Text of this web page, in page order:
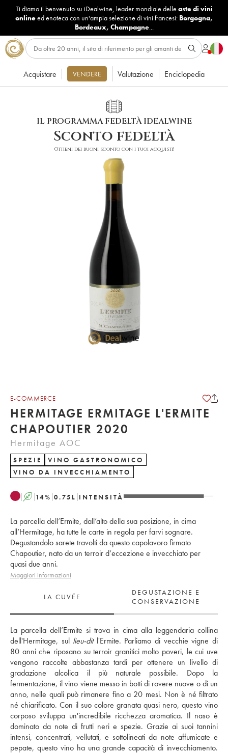
Ti diamo il benvenuto su iDealwine, leader mondiale delle aste di vini
onlineed enoteca con un'ampia selezione di vini francesi: Borgogna,
Bordeaux, Champagne...
Acquistare VENDERE Valutazione Enciclopedia
IL PROGRAMMA FEDELTÀ IDEALWINE
Sconto fedeltà
Ottieni dei buoni sconto con i tuoi acquisti!
E-COMMERCE
HERMITAGE ERMITAGE L'ERMITE
CHAPOUTIER 2020
Hermitage AOC
SPEZIE
VINO GASTRONOMICO
VINO DA INVECCHIAMENTO
A 14% 0.75 L INTENSITÀ
La parcella dell’Ermite, dall’alto della sua posizione, in cima
all’Hermitage, ha tutte le carte in regola per farvi sognare.
Degustandolo sarete travolti da questo capolavoro firmato
Chapoutier, nato da un terroir d’eccezione e invecchiato per
quasi due anni.
Maggiori informazioni
LA CUVÉE
DEGUSTAZIONE E
CONSERVAZIONE
La parcella dell’Ermite si trova in cima alla leggendaria collina
dell'Hermitage, sul lieu-dit l'Ermite. Parliamo di vecchie vigne di
80 anni che riposano su terroir granitici molto poveri, le cui uve
vengono raccolte abbastanza tardi per ottenere un livello di
gradazione alcolica il più naturale possibile. Dopo la
fermentazione, il vino viene messo in botti di rovere nuove o di un
anno, nelle quali può rimanere fino a 20 mesi. Non è né filtrato
né chiarificato. Con il suo colore granata quasi nero, questo vino
corposo sviluppa un'incredibile ricchezza aromatica. Il naso è
dominato da note di frutti neri e spezie. Grazie ai suoi tannini
intensi, concentrati, vellutati, e sottolineati da note affumicate e
pepate, questo vino ha una grande capacità di invecchiamento.